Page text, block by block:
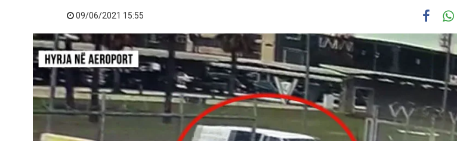
09/06/2021 15:55